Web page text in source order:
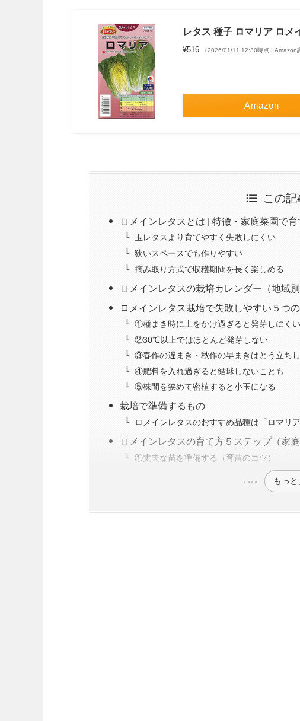
レタス 種子 ロマリア ロメ
¥516 （2026/01/11 12:30時点 | Amazon
Amazon
この記
ロメインレタスとは | 特徴・家庭菜園で育
玉レタスより育てやすく失敗しにくい
狭いスペースでも作りやすい
摘み取り方式で収穫期間を長く楽しめる
ロメインレタスの栽培カレンダー（地域
ロメインレタス栽培で失敗しやすい５つ
①種まき時に土をかけ過ぎると発芽しにくい
②30℃以上ではほとんど発芽しない
③春作の遅まき・秋作の早まきはとう立ち
④肥料を入れ過ぎると結球しないことも
⑤株間を狭めて密植すると小玉になる
栽培で準備するもの
ロメインレタスのおすすめ品種は「ロマリア
ロメインレタスの育て方５ステップ（家庭
①丈夫な苗を準備する（育苗のコツ）
もっと